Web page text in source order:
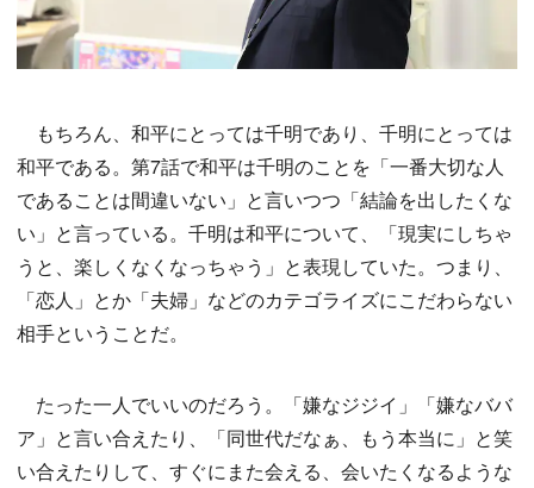
もちろん、和平にとっては千明であり、千明にとっては
和平である。第7話で和平は千明のことを「一番大切な人
であることは間違いない」と言いつつ「結論を出したくな
い」と言っている。千明は和平について、「現実にしちゃ
うと、楽しくなくなっちゃう」と表現していた。つまり、
「恋人」とか「夫婦」などのカテゴライズにこだわらない
相手ということだ。
たった一人でいいのだろう。「嫌なジジイ」「嫌なババ
ア」と言い合えたり、「同世代だなぁ、もう本当に」と笑
い合えたりして、すぐにまた会える、会いたくなるような